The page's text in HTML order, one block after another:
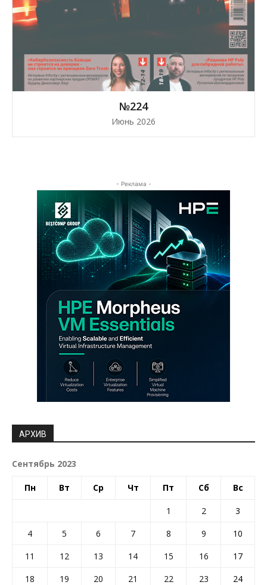
№224
Июнь 2026
- Реклама -
АРХИВ
Сентябрь 2023
Пн Вт Ср Чт Пт Сб Вс
1 2
3
4
5 6 7 8 9
10
11
12 13 14 15 16
17
18
19 20 21 22 23
24